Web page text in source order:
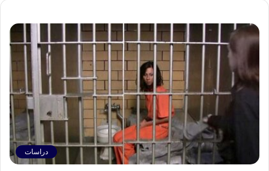
دراسات